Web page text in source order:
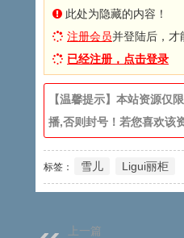
此处为隐藏的内容！
注册会员并登陆后，才
已经注册，点击登录
【温馨提示】本站资源仅
播,否则封号！若您喜欢该
标签： 雪儿 Ligui丽柜
上一篇